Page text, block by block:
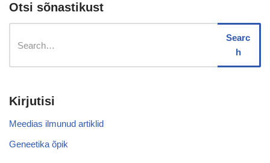
Otsi sõnastikust
Searc
h
Kirjutisi
Meedias ilmunud artiklid
Geneetika õpik